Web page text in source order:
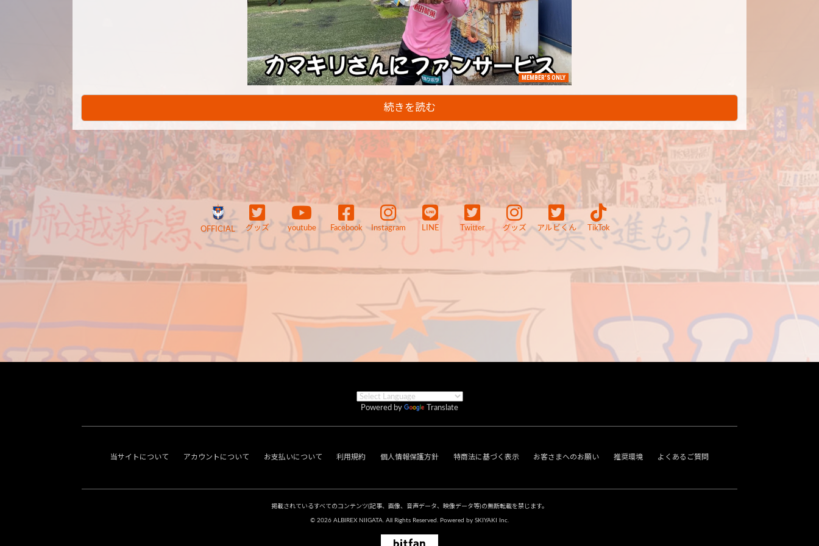
MEMBER'S ONLY
続きを読む
OFFICIAL グッズ youtube Facebook Instagram LINE Twitter グッズ アルビくん TikTok
Powered by Translate
当サイトについて アカウントについて お支払いについて 利用規約 個人情報保護方針 特商法に基づく表示 お客さまへのお願い 推奨環境 よくあるご質問
掲載されているすべてのコンテンツ(記事、画像、音声データ、映像データ等)の無断転載を禁じます。
© 2026 ALBIREX NIIGATA. All Rights Reserved. Powered by SKIYAKI Inc.